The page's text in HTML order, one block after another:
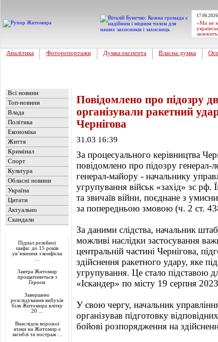
«Ми не
Аналітика Фоторепортажи Думка експерта Власна думка
Всі новини
Топ-новини
Влада
Політика
Економіка
Життя
Кримінал
Спорт
Культура
Обласні новини
Україна
Цитати
Актуально
Скандали
Підпал релейної
шафи: до 15 років
ув’язнення з конфіска
Завтра Житомир
прощатиметься з
Героєм
Завершено
розслідування вибухів
біля Житомира влітку
20 ...
Внаслідок ворожої
атаки на Житомир є
загиблі та постраж ...
Повідомлено про підозру
організували ракетний
Чернігова
31.03 16:39
За процесуального керівництва
повідомлено про підозру генерал-
генерал-майору - начальнику
угрупування військ «захід» зс
та звичаїв війни, поєднане з
за попередньою змовою (ч. 2 ст.
За даними слідства, начальник
можливі наслідки застосування
центральній частині Чернігова,
здійснення ракетного удару, яке
угрупування. Це стало підставою
«Іскандер» по місту 19 серпня
У свою чергу, начальник
організував підготовку
бойові розпорядження на